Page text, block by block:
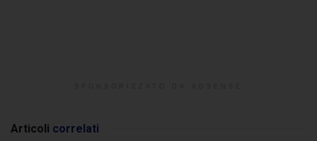
Articoli correlati